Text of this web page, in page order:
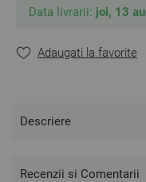
tonalitatea.
Data livrarii: joi, 13
Adaugati la favorite
Descriere
Recenzii si Comentarii